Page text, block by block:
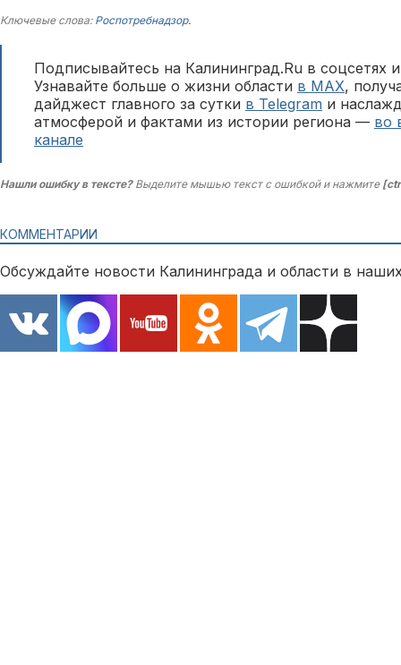
Ключевые слова: Роспотребнадзор.
Подписывайтесь на Калининград.Ru в соцсетях
Узнавайте больше о жизни области в MAX,
дайджест главного за сутки в Telegram и
атмосферой и фактами из истории региона — во
канале
Нашли ошибку в тексте?Выделите мышью текст с ошибкой и нажмите
КОММЕНТАРИИ
Обсуждайте новости Калининграда и области в